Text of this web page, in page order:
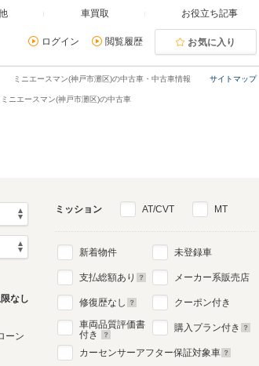
車買取 お役立ち記事
ログイン 閲覧履歴 お気に入り
サイトマップ
ミニエースマン(神戸市灘区)の中古車・中古車情報
ミニエースマン(神戸市灘区)の中古車
なし
ーン
ミッション AT/CVT MT
新着物件
支払総額あり
修復歴なし
車両品質評価書
付き
未登録車
メーカー系販売店
クーポン付き
購入プラン付き
カーセンサーアフター保証対象車